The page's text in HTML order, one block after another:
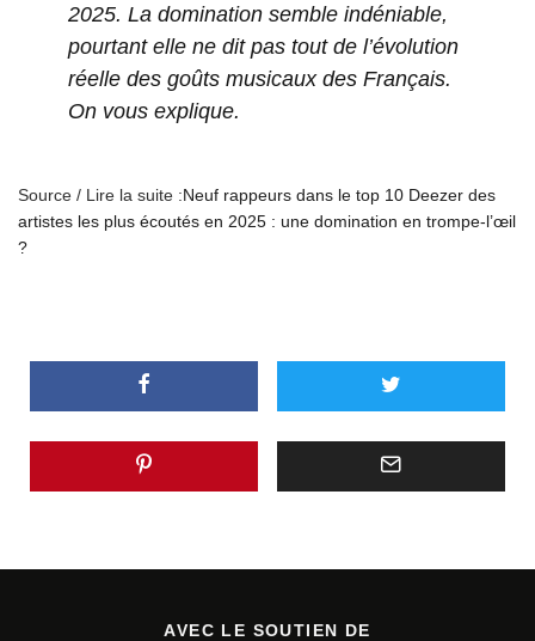
2025. La domination semble indéniable,
pourtant elle ne dit pas tout de l’évolution
réelle des goûts musicaux des Français.
On vous explique.
Source / Lire la suite :Neuf rappeurs dans le top 10 Deezer des
artistes les plus écoutés en 2025 : une domination en trompe-l’œil
?
AVEC LE SOUTIEN DE